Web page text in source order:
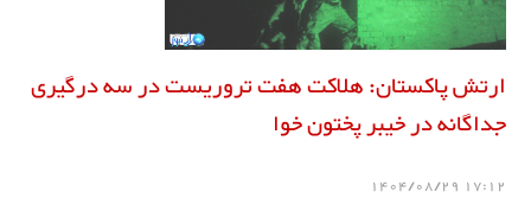
ارتش پاکستان: هلاکت هفت تروریست در سه درگیری
جداگانه در خیبر پختون خوا
17:12 1404/08/29